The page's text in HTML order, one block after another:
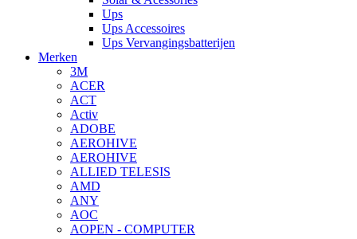
Ups
Ups Accessoires
Ups Vervangingsbatterijen
Merken
3M
ACER
ACT
Activ
ADOBE
AEROHIVE
AEROHIVE
ALLIED TELESIS
AMD
ANY
AOC
AOPEN - COMPUTER